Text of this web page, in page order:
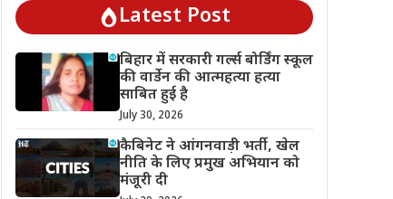
Latest Post
बिहार में सरकारी गर्ल्स बोर्डिंग स्कूल
की वार्डेन की आत्महत्या हत्या
साबित हुई है
July 30, 2026
कैबिनेट ने आंगनवाड़ी भर्ती, खेल
नीति के लिए प्रमुख अभियान को
मंजूरी दी